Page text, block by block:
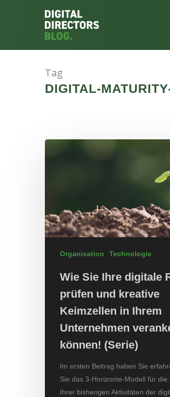
Hit enter to search or ESC to
Tag
DIGITAL-
Organisation Technologie
Wie Sie Ihre digitale
prüfen und kreative
Keimzellen in Ihrem
Unternehmen
können! (Serie)
Im ersten Beitrag haben Sie
Sie das 3-Horizonte-Modell für die
Ihrer bisherigen Aktivitäten der